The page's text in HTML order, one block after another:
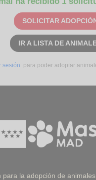
SOLICITAR
IR A LISTA DE
sesión para poder adoptar
para la adopción de